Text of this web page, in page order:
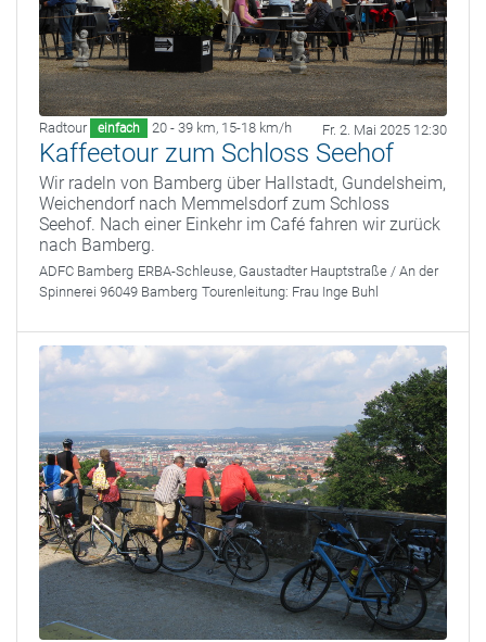
Radtour einfach 20 - 39 km, 15-18 km/h Fr. 2. Mai 2025 12:30
Kaffeetour zum Schloss Seehof
Wir radeln von Bamberg über Hallstadt, Gundelsheim,
Weichendorf nach Memmelsdorf zum Schloss
Seehof. Nach einer Einkehr im Café fahren wir zurück
nach Bamberg.
ADFC Bamberg ERBA-Schleuse, Gaustadter Hauptstraße / An der
Spinnerei 96049 Bamberg Tourenleitung: Frau Inge Buhl